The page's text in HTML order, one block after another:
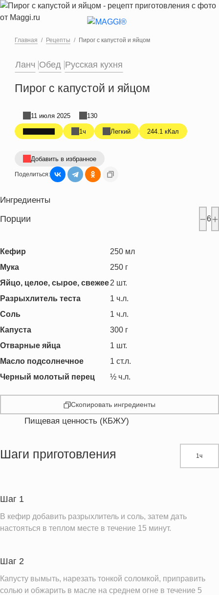
Перейти к основному содержанию
Главная Рецепты Пирог с капустой и яйцом
Ланч Обед Русская кухня
Пирог с капустой и яйцом
1ч Легкий 244.1 кКал
11 июля 2025 130
Добавить в избранное
Поделиться:
Ингредиенты
Порции 6
Кефир 250 мл
Мука
250 г
Яйцо, целое, сырое, свежее2 шт.
Разрыхлитель теста
1 ч.л.
Соль
1 ч.л.
Капуста
300 г
Отварные яйца
1 шт.
Масло подсолнечное
1 ст.л.
Черный молотый перец
½ ч.л.
Скопировать ингредиенты
Пищевая ценность (КБЖУ)
Жиры
Пищевые волокна
Натрий
Кальций
137.3 мг
Калий
Насыщенные жиры
1.8 г
Шаги приготовления 1ч
Шаг 1
В кефир добавить разрыхлитель и соль, затем дать
настояться в теплом месте в течение 15 минут.
Шаг 2
Капусту вымыть, нарезать тонкой соломкой, приправить
солью и обжарить в масле на среднем огне в течение 5